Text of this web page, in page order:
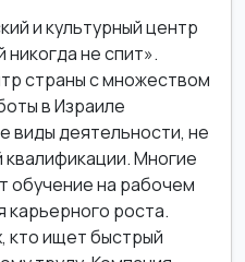
и культурный центр
не спит».
страны с множеством
в Израиле
виды деятельности, не
Многие
обучение на рабочем
карьерного роста.
кто ищет быстрый